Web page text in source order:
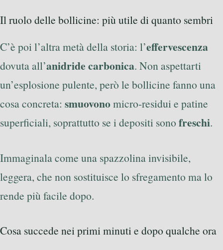
Il ruolo delle bollicine: più utile di quanto sembri
C’è poi l’altra metà della storia: l’effervescenza
dovuta all’anidride carbonica. Non aspettarti
un’esplosione pulente, però le bollicine fanno una
cosa concreta: smuovonomicro-residui e patine
superficiali, soprattutto se i depositi sono freschi.
Immaginala come una spazzolina invisibile,
leggera, che non sostituisce lo sfregamento ma lo
rende più facile dopo.
Cosa succede nei primi minuti e dopo qualche ora